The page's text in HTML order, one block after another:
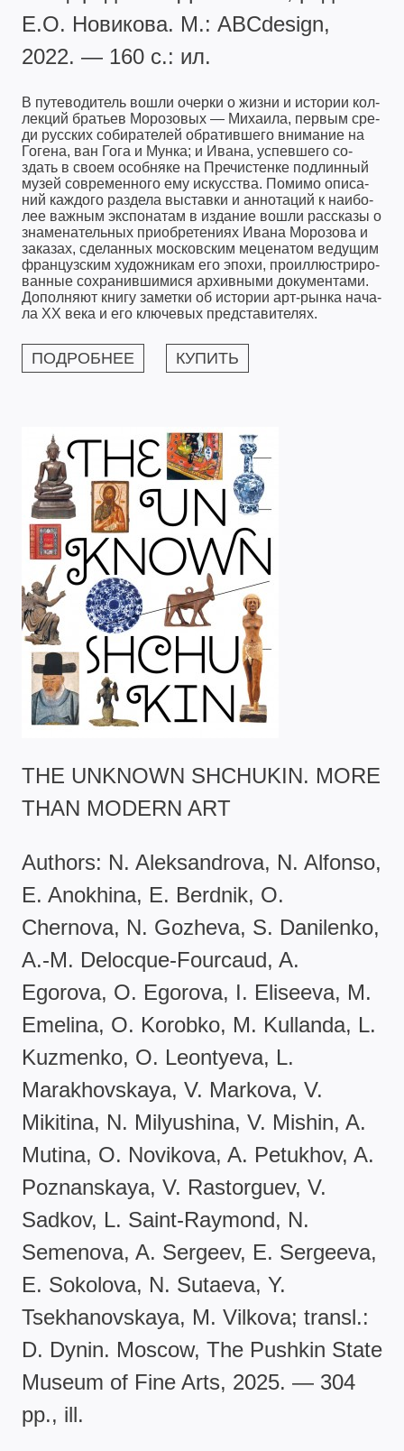
Е.О. Новикова. М.: ABCdesign,
2022. — 160 с.: ил.
В пу­те­во­ди­тель во­шли очер­ки о жиз­ни и ис­то­рии кол­
лек­ций брать­ев Мо­ро­зо­вых — Ми­ха­и­ла, пер­вым сре­
ди рус­ских со­би­ра­те­лей об­ра­тив­ше­го вни­ма­ние на
Го­ге­на, ван Го­га и Мун­ка; и Ива­на, успев­ше­го со­
здать в сво­ем особ­ня­ке на Пре­чис­тен­ке под­лин­ный
му­зей со­вре­мен­но­го ему ис­кус­ст­ва. По­ми­мо опи­са­
ний каж­до­го раз­де­ла вы­став­ки и ан­но­та­ций к наибо­
лее важ­ным экс­по­на­там в из­да­ние во­шли рас­ска­зы о
зна­ме­на­тель­ных при­о­бре­те­ни­ях Ива­на Мо­ро­зо­ва и
за­ка­зах, сде­лан­ных мос­ков­ским ме­це­на­том ве­ду­щим
фран­цуз­ским ху­дож­ни­кам его эпо­хи, про­ил­люст­ри­ро­
ван­ные со­хра­нив­ши­ми­ся ар­хив­ны­ми до­ку­мен­та­ми.
До­пол­ня­ют кни­гу за­мет­ки об ис­то­рии арт-рын­ка на­ча­
ла XX ве­ка и его клю­че­вых пред­ста­ви­те­лях.
ПОДРОБНЕЕ КУПИТЬ
THE UNKNOWN SHCHUKIN. MORE
THAN MODERN ART
Authors: N. Aleksandrova, N. Alfonso,
E. Anokhina, E. Berdnik, O.
Chernova, N. Gozheva, S. Danilenko,
A.-M. Delocque-Fourcaud, A.
Egorova, O. Egorova, I. Eliseeva, M.
Emelina, O. Korobko, M. Kullanda, L.
Kuzmenko, O. Leontyeva, L.
Marakhovskaya, V. Markova, V.
Mikitina, N. Milyushina, V. Mishin, A.
Mutina, O. Novikova, A. Petukhov, A.
Poznanskaya, V. Rastorguev, V.
Sadkov, L. Saint-Raymond, N.
Semenova, A. Sergeev, E. Sergeeva,
E. Sokolova, N. Sutaeva, Y.
Tsekhanovskaya, M. Vilkova; transl.:
D. Dynin. Moscow, The Pushkin State
Museum of Fine Arts, 2025. — 304
pp., ill.